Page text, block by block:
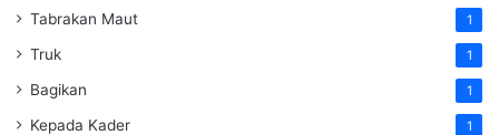
Tabrakan Maut 1
Truk 1
Bagikan 1
Kepada Kader 1